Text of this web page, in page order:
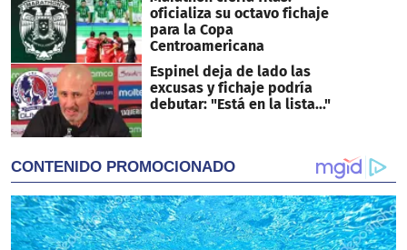
oficializa su octavo fichaje
para la Copa
Centroamericana
Espinel deja de lado las
excusas y fichaje podría
debutar: "Está en la lista..."